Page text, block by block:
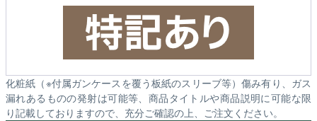
化粧紙（※付属ガンケースを覆う板紙のスリーブ等）傷み有り、ガス
漏れあるものの発射は可能等、商品タイトルや商品説明に可能な限
り記載しておりますので、充分ご確認の上、ご注文ください。